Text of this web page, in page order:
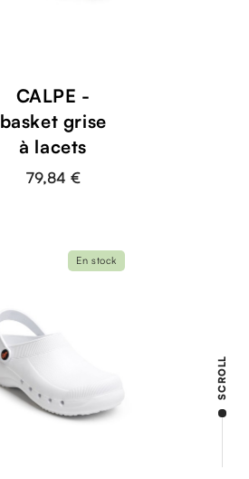
CALPE -
basket grise
à lacets
79,84 €
En stock
SCROLL